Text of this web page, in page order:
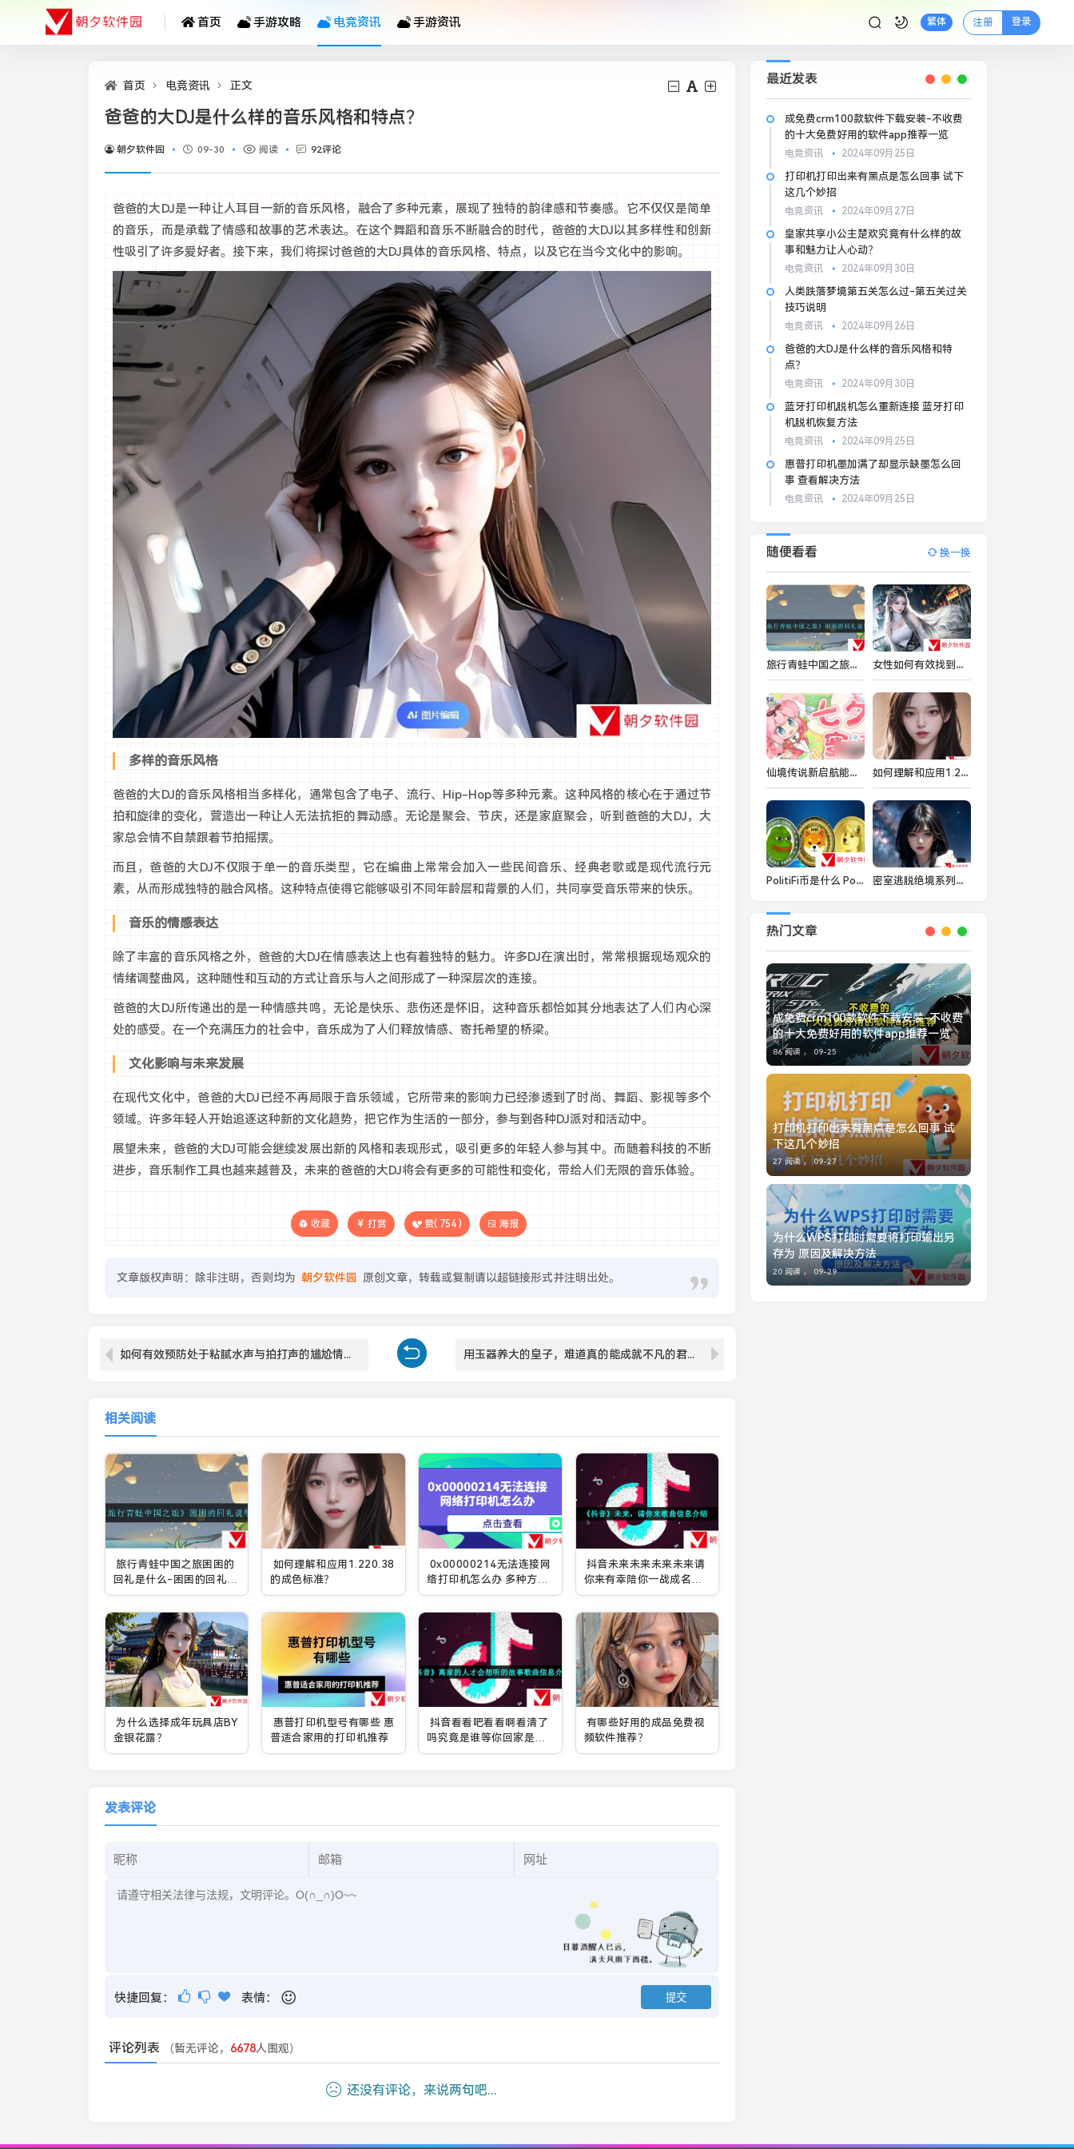
首页 手游攻略 电竞资讯 手游资讯 繁体 注册 登录
首页 电竞资讯 正文
爸爸的大DJ是什么样的音乐风格和特点？
朝夕软件园 09-30 阅读 92评论
爸爸的大DJ是一种让人耳目一新的音乐风格，融合了多种元素，展现了独特的韵律感和节奏感。它不仅仅是简单
的音乐，而是承载了情感和故事的艺术表达。在这个舞蹈和音乐不断融合的时代，爸爸的大DJ以其多样性和创新
性吸引了许多爱好者。接下来，我们将探讨爸爸的大DJ具体的音乐风格、特点，以及它在当今文化中的影响。
多样的音乐风格
爸爸的大DJ的音乐风格相当多样化，通常包含了电子、流行、Hip-Hop等多种元素。这种风格的核心在于通过节
拍和旋律的变化，营造出一种让人无法抗拒的舞动感。无论是聚会、节庆，还是家庭聚会，听到爸爸的大DJ，大
家总会情不自禁跟着节拍摇摆。
而且，爸爸的大DJ不仅限于单一的音乐类型，它在编曲上常常会加入一些民间音乐、经典老歌或是现代流行元
素，从而形成独特的融合风格。这种特点使得它能够吸引不同年龄层和背景的人们，共同享受音乐带来的快乐。
音乐的情感表达
除了丰富的音乐风格之外，爸爸的大DJ在情感表达上也有着独特的魅力。许多DJ在演出时，常常根据现场观众的
情绪调整曲风，这种随性和互动的方式让音乐与人之间形成了一种深层次的连接。
爸爸的大DJ所传递出的是一种情感共鸣，无论是快乐、悲伤还是怀旧，这种音乐都恰如其分地表达了人们内心深
处的感受。在一个充满压力的社会中，音乐成为了人们释放情感、寄托希望的桥梁。
文化影响与未来发展
在现代文化中，爸爸的大DJ已经不再局限于音乐领域，它所带来的影响力已经渗透到了时尚、舞蹈、影视等多个
领域。许多年轻人开始追逐这种新的文化趋势，把它作为生活的一部分，参与到各种DJ派对和活动中。
展望未来，爸爸的大DJ可能会继续发展出新的风格和表现形式，吸引更多的年轻人参与其中。而随着科技的不断
进步，音乐制作工具也越来越普及，未来的爸爸的大DJ将会有更多的可能性和变化，带给人们无限的音乐体验。
收藏 打赏 赞( 754 ) 海报
文章版权声明：除非注明，否则均为 朝夕软件园 原创文章，转载或复制请以超链接形式并注明出处。
如何有效预防处于粘腻水声与拍打声的尴尬情况？ 用玉器养大的皇子，难道真的能成就不凡的君主吗？
相关阅读
旅行青蛙中国之旅困困的
回礼是什么-困困的回礼说
明
如何理解和应用1.220.38
的成色标准？
0x00000214无法连接网
络打印机怎么办 多种方式
解决
抖音未来未来未来未来请
你来有幸陪你一战成名的
未来是什么歌-未来，请你
来歌曲信息介绍
为什么选择成年玩具店BY
金银花露？
惠普打印机型号有哪些 惠
普适合家用的打印机推荐
抖音看看吧看看啊看清了
吗究竟是谁等你回家是什
么歌-离家的人才会想听的
有哪些好用的成品免费视
频软件推荐？
发表评论
快捷回复： 表情：
评论列表 （暂无评论， 6678人围观）
还没有评论，来说两句吧...
最近发表
成免费crm100款软件下载安装-不收费
的十大免费好用的软件app推荐一览
电竞资讯 2024年09月25日
打印机打印出来有黑点是怎么回事 试下
这几个妙招
电竞资讯 2024年09月27日
皇家共享小公主楚欢究竟有什么样的故
事和魅力让人心动？
电竞资讯 2024年09月30日
人类跌落梦境第五关怎么过-第五关过关
技巧说明
电竞资讯 2024年09月26日
爸爸的大DJ是什么样的音乐风格和特
点？
电竞资讯 2024年09月30日
蓝牙打印机脱机怎么重新连接 蓝牙打印
机脱机恢复方法
电竞资讯 2024年09月25日
惠普打印机墨加满了却显示缺墨怎么回
事 查看解决方法
电竞资讯 2024年09月25日
随便看看 换一换
旅行青蛙中国之旅困困的回礼是什么-困困的回礼说明 女性如何有效找到并解决自己脸上的痘痘问题？
仙境传说新启航能搬砖吗 仙境传说新启航搬砖攻略 如何理解和应用1.220.38的成色标准？
PolitiFi币是什么 PolitiFi币详细一览 密室逃脱绝境系列真的能带给玩家全新的体验吗？
热门文章
成免费crm100款软件下载安装-不收费
的十大免费好用的软件app推荐一览
86 阅读 ， 09-25
打印机打印出来有黑点是怎么回事 试
下这几个妙招
27 阅读 ， 09-27
为什么WPS打印时需要将打印输出另
存为 原因及解决方法
20 阅读 ， 09-29